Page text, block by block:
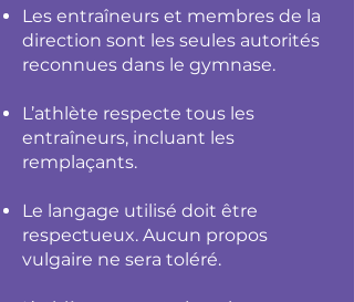
Les entraîneurs et membres de la
direction sont les seules autorités
reconnues dans le gymnase.
L’athlète respecte tous les
entraîneurs, incluant les
remplaçants.
Le langage utilisé doit être
respectueux. Aucun propos
vulgaire ne sera toléré.